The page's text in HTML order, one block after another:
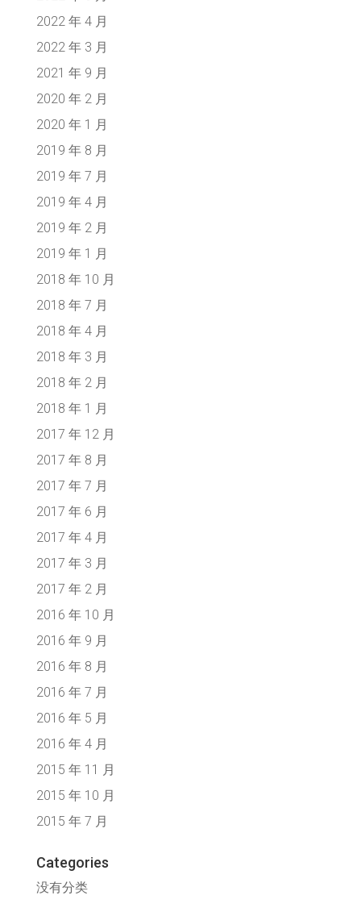
2022 年 4 月
2022 年 3 月
2021 年 9 月
2020 年 2 月
2020 年 1 月
2019 年 8 月
2019 年 7 月
2019 年 4 月
2019 年 2 月
2019 年 1 月
2018 年 10 月
2018 年 7 月
2018 年 4 月
2018 年 3 月
2018 年 2 月
2018 年 1 月
2017 年 12 月
2017 年 8 月
2017 年 7 月
2017 年 6 月
2017 年 4 月
2017 年 3 月
2017 年 2 月
2016 年 10 月
2016 年 9 月
2016 年 8 月
2016 年 7 月
2016 年 5 月
2016 年 4 月
2015 年 11 月
2015 年 10 月
2015 年 7 月
Categories
没有分类